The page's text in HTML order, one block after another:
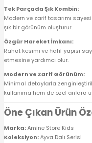
Tek Parçada Şık Kombin:
Modern ve zarif tasarımı
şık bir görünüm oluşturur.
Özgür Hareket İmkanı:
Rahat kesimi ve hafif yapısı
etmesine yardımcı olur.
Modern ve Zarif Görünüm:
Minimal detaylarla
kullanıma hem de özel anlara
Öne Çıkan Ürün
Marka:Amine Store Kids
Koleksiyon:Ayva Dalı Serisi